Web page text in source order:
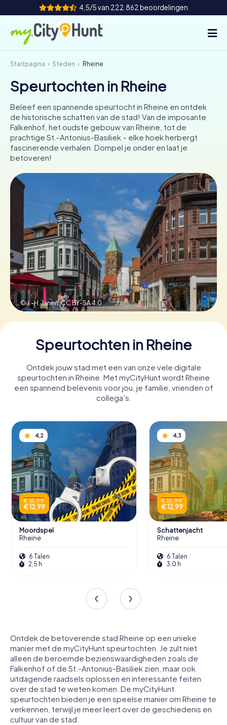
4,5/5 van 222.862 beoordelingen
Hoe het werkt
Steden
Tours
Teamevenement
Tickets
DE
UK
IE
NL
Boek tickets
Koop cadeaubonnen
Startpagina Steden Rheine
Speurtochten in Rheine
Beleef een spannende speurtocht in Rheine en ontdek
de historische schatten van de stad! Van de imposante
Falkenhof, het oudste gebouw van Rheine, tot de
prachtige St.-Antonius-Basiliek – elke hoek herbergt
fascinerende verhalen. Dompel je onder en laat je
betoveren!
© J.-H. Janen,CC BY-SA 4.0
Speurtochten in Rheine
Ontdek jouw stad met een van onze vele digitale
speurtochten in Rheine. Met myCityHunt wordt Rheine
een spannend belevenis voor jou, je familie, vrienden of
collega’s.
4,2
€ 15,99
€ 12,99
Moordspel
Rheine
6 Talen
2,5 h
4,3
€ 15,99
€ 12,99
Schattenjacht
Rheine
6 Talen
3,0 h
Ontdek de betoverende stad Rheine op een unieke
manier met de myCityHunt speurtochten. Je zult niet
alleen de beroemde bezienswaardigheden zoals de
Falkenhof of de St.-Antonius-Basiliek zien, maar ook
uitdagende raadsels oplossen en interessante feiten
over de stad te weten komen. De myCityHunt
speurtochten bieden je een speelse manier om Rheine te
verkennen, terwijl je meer leert over de geschiedenis en
cultuur van de stad.